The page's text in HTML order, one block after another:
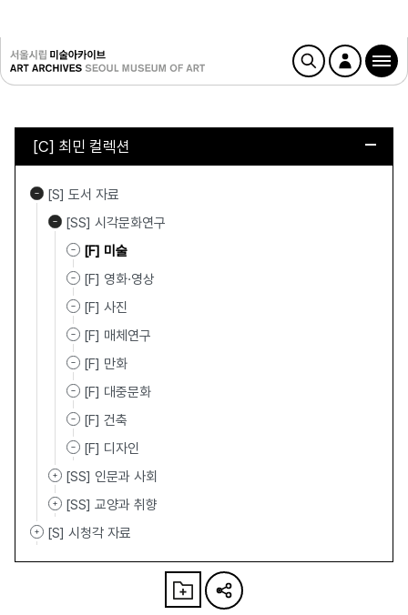
[C] 최민 컬렉션
[S] 도서 자료
[SS] 시각문화연구
[F] 미술
[F] 영화·영상
[F] 사진
[F] 매체연구
[F] 만화
[F] 대중문화
[F] 건축
[F] 디자인
[SS] 인문과 사회
[SS] 교양과 취향
[S] 시청각 자료